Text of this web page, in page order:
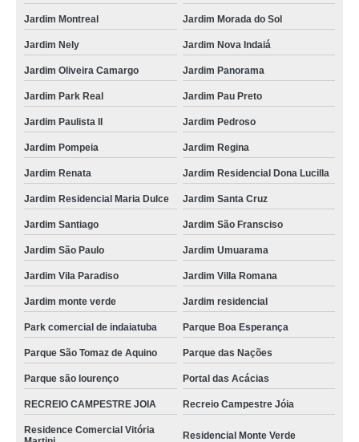
Jardim Montreal Jardim Morada do Sol
Jardim Nely Jardim Nova Indaiá
Jardim Oliveira Camargo Jardim Panorama
Jardim Park Real Jardim Pau Preto
Jardim Paulista II Jardim Pedroso
Jardim Pompeia Jardim Regina
Jardim Renata Jardim Residencial Dona Lucilla
Jardim Residencial Maria Dulce Jardim Santa Cruz
Jardim Santiago Jardim São Fransciso
Jardim São Paulo Jardim Umuarama
Jardim Vila Paradiso Jardim Villa Romana
Jardim monte verde Jardim residencial
Park comercial de indaiatuba Parque Boa Esperança
Parque São Tomaz de Aquino Parque das Nações
Parque são lourenço Portal das Acácias
RECREIO CAMPESTRE JOIA Recreio Campestre Jóia
Residence Comercial Vitória
Residencial Monte Verde